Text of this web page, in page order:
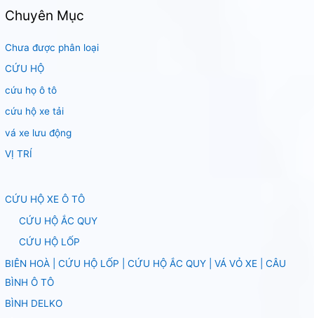
Chuyên Mục
Chưa được phân loại
CỨU HỘ
cứu họ ô tô
cứu hộ xe tải
vá xe lưu động
VỊ TRÍ
CỨU HỘ XE Ô TÔ
CỨU HỘ ẮC QUY
CỨU HỘ LỐP
BIÊN HOÀ | CỨU HỘ LỐP | CỨU HỘ ẮC QUY | VÁ VỎ XE | CÂU
BÌNH Ô TÔ
BÌNH DELKO